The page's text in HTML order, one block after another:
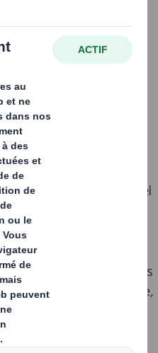
de ce dernier sur
tant pour la
leurs emballages, au
en ligne pose un réel
de l'environnement.
pas seuls responsables,
trouver des solutions
Dans cet article,
calculer votre
étape.